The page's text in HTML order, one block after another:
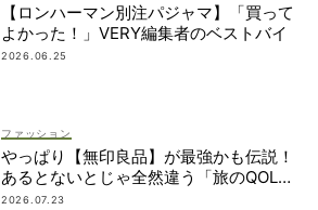
【ロンハーマン別注パジャマ】「買って
よかった！」VERY編集者のベストバイ
2026.06.25
ファッション
やっぱり【無印良品】が最強かも伝説！
あるとないとじゃ全然違う「旅のQOL爆
上げアイテム」
2026.07.23